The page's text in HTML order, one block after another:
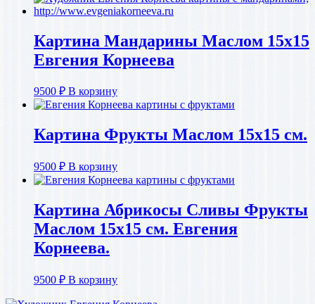
Картина Мандарины Маслом 15х15
Евгения Корнеева
9500 ₽ В корзину
Картина Фрукты Маслом 15х15 см.
9500 ₽ В корзину
Картина Абрикосы Сливы Фрукты
Маслом 15х15 см. Евгения
Корнеева.
9500 ₽ В корзину